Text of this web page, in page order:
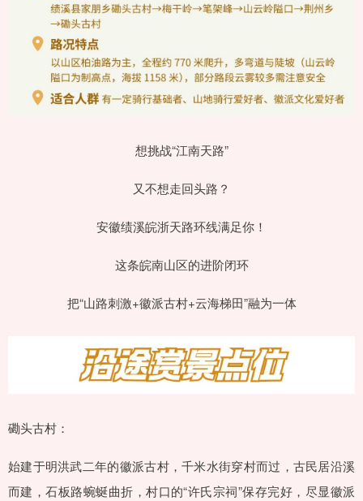
想挑战“江南天路”
又不想走回头路？
安徽绩溪皖浙天路环线满足你！
这条皖南山区的进阶闭环
把“山路刺激+徽派古村+云海梯田”融为一体
磡头古村：
始建于明洪武二年的徽派古村，千米水街穿村而过，古民居沿溪
而建，石板路蜿蜒曲折，村口的“许氏宗祠”保存完好，尽显徽派